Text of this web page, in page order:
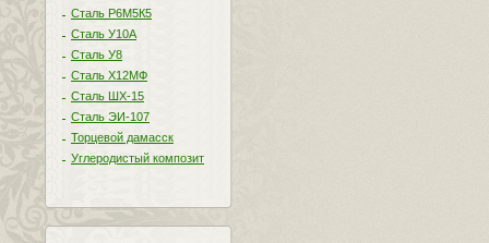
Сталь Р6М5К5
Сталь У10А
Сталь У8
Сталь Х12МФ
Сталь ШХ-15
Сталь ЭИ-107
Торцевой дамасск
Углеродистый композит